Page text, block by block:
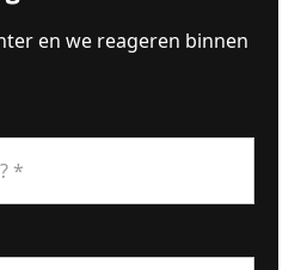
en we reageren binnen